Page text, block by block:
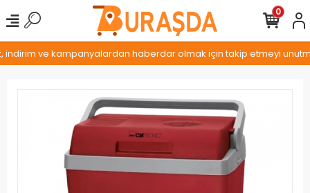
ve kampanyalardan haberdar olmak için takip etmeyi
0